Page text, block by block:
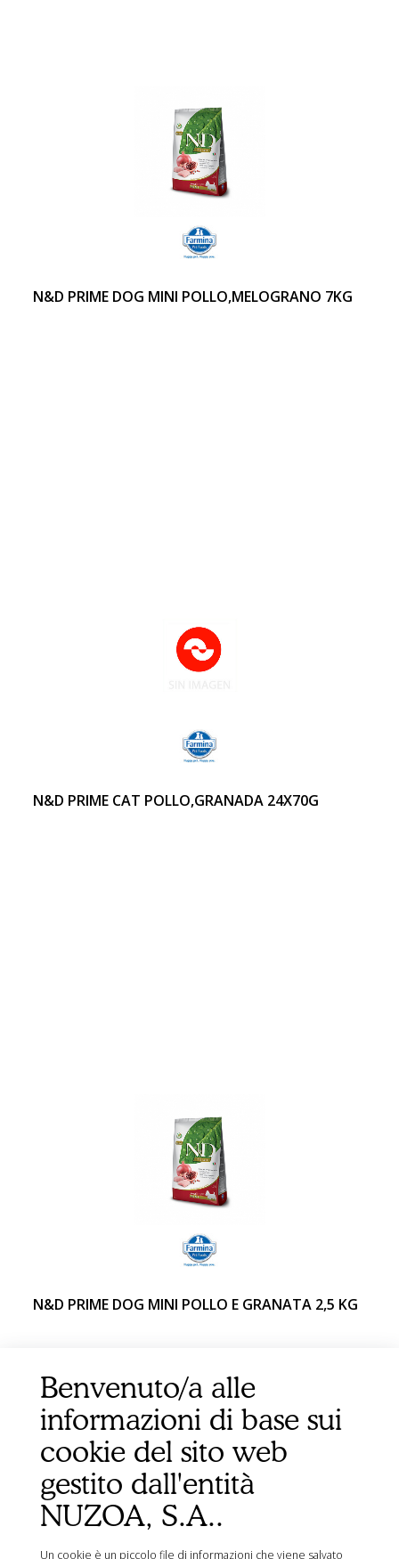
N&D PRIME DOG MINI POLLO,MELOGRANO 7KG
N&D PRIME CAT POLLO,GRANADA 24X70G
N&D PRIME DOG MINI POLLO E GRANATA 2,5 KG
Benvenuto/a alle
informazioni di base sui
cookie del sito web
gestito dall'entità
NUZOA, S.A..
Un cookie è un piccolo file di informazioni che viene salvato